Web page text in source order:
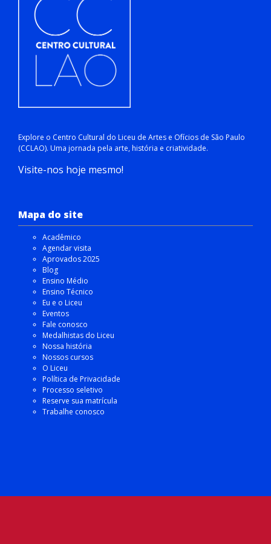
Explore o Centro Cultural do Liceu de Artes e Ofícios de São Paulo
(CCLAO). Uma jornada pela arte, história e criatividade.
Visite-nos hoje mesmo!
Mapa do site
Acadêmico
Agendar visita
Aprovados 2025
Blog
Ensino Médio
Ensino Técnico
Eu e o Liceu
Eventos
Fale conosco
Medalhistas do Liceu
Nossa história
Nossos cursos
O Liceu
Política de Privacidade
Processo seletivo
Reserve sua matrícula
Trabalhe conosco